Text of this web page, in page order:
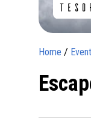
Home /